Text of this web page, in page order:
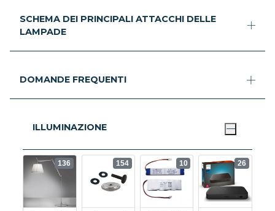
SCHEMA DEI PRINCIPALI ATTACCHI DELLE
LAMPADE
DOMANDE FREQUENTI
ILLUMINAZIONE
136 154 10 26